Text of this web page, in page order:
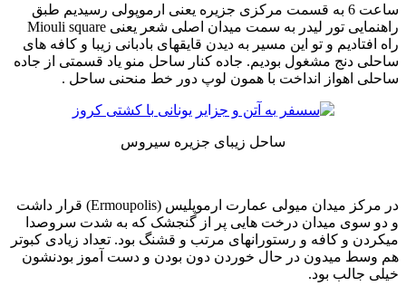
ساعت 6 به قسمت مرکزی جزیره یعنی ارموپولی رسیدیم طبق
راهنمایی تور لیدر به سمت میدان اصلی شعر یعنی Miouli square
راه افتادیم و تو این مسیر به دیدن قایقهای بادبانی زیبا و کافه های
ساحلی دنج مشغول بودیم. جاده کنار ساحل منو یاد قسمتی از جاده
ساحلی اهواز انداخت با همون لوپ دور خط منحنی ساحل .
ساحل زیبای جزیره سیروس
در مرکز میدان میولی عمارت ارموپلیس (Ermoupolis) قرار داشت
و دو سوی میدان درخت هایی پر از گنجشک که به شدت سروصدا
میکردن و کافه و رستورانهای مرتب و قشنگ بود. تعداد زیادی کبوتر
هم وسط میدون در حال خوردن دون بودن و دست آموز بودنشون
خیلی جالب بود.